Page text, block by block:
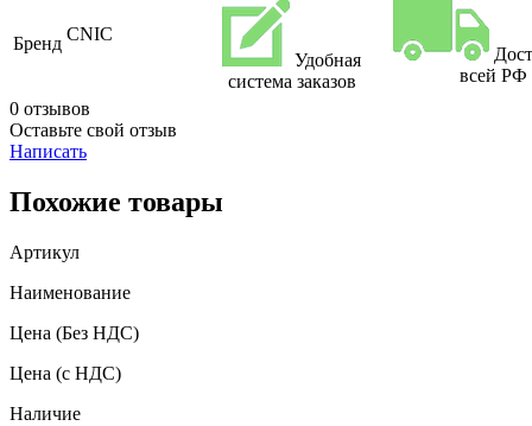
Бренд CNIC
0 отзывов
Оставьте свой отзыв
Написать
Удобная
система заказов
всей РФ
Похожие товары
Артикул
Наименование
Цена (Без НДС)
Цена (с НДС)
Наличие